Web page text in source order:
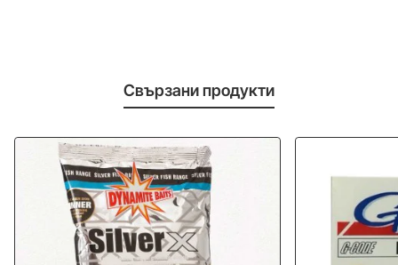
Свързани продукти